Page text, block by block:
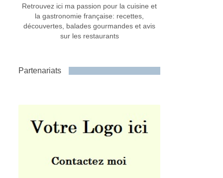
Retrouvez ici ma passion pour la cuisine et
la gastronomie française: recettes,
découvertes, balades gourmandes et avis
sur les restaurants
Partenariats